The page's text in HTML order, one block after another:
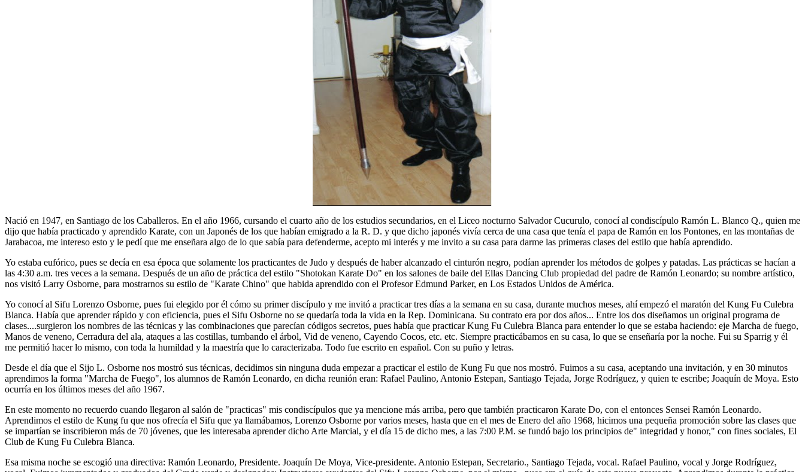
Nació en 1947, en Santiago de los Caballeros. En el año 1966, cursando el cuarto año de los estudios secundarios, en el Liceo nocturno Salvador Cucurulo, conocí al condiscípulo Ramón L. Blanco Q., quien me
dijo que había practicado y aprendido Karate, con un Japonés de los que habían emigrado a la R. D. y que dicho japonés vivía cerca de una casa que tenía el papa de Ramón en los Pontones, en las montañas de
Jarabacoa, me intereso esto y le pedí que me enseñara algo de lo que sabía para defenderme, acepto mi interés y me invito a su casa para darme las primeras clases del estilo que había aprendido.
Yo estaba eufórico, pues se decía en esa época que solamente los practicantes de Judo y después de haber alcanzado el cinturón negro, podían aprender los métodos de golpes y patadas. Las prácticas se hacían a
las 4:30 a.m. tres veces a la semana. Después de un año de práctica del estilo "Shotokan Karate Do" en los salones de baile del Ellas Dancing Club propiedad del padre de Ramón Leonardo; su nombre artístico,
nos visitó Larry Osborne, para mostrarnos su estilo de "Karate Chino" que habida aprendido con el Profesor Edmund Parker, en Los Estados Unidos de América.
Yo conocí al Sifu Lorenzo Osborne, pues fui elegido por él cómo su primer discípulo y me invitó a practicar tres días a la semana en su casa, durante muchos meses, ahí empezó el maratón del Kung Fu Culebra
Blanca. Había que aprender rápido y con eficiencia, pues el Sifu Osborne no se quedaría toda la vida en la Rep. Dominicana. Su contrato era por dos años... Entre los dos diseñamos un original programa de
clases....surgieron los nombres de las técnicas y las combinaciones que parecían códigos secretos, pues había que practicar Kung Fu Culebra Blanca para entender lo que se estaba haciendo: eje Marcha de fuego,
Manos de veneno, Cerradura del ala, ataques a las costillas, tumbando el árbol, Vid de veneno, Cayendo Cocos, etc. etc. Siempre practicábamos en su casa, lo que se enseñaría por la noche. Fui su Sparrig y él
me permitió hacer lo mismo, con toda la humildad y la maestría que lo caracterizaba. Todo fue escrito en español. Con su puño y letras.
Desde el día que el Sijo L. Osborne nos mostró sus técnicas, decidimos sin ninguna duda empezar a practicar el estilo de Kung Fu que nos mostró. Fuimos a su casa, aceptando una invitación, y en 30 minutos
aprendimos la forma "Marcha de Fuego", los alumnos de Ramón Leonardo, en dicha reunión eran: Rafael Paulino, Antonio Estepan, Santiago Tejada, Jorge Rodríguez, y quien te escribe; Joaquín de Moya. Esto
ocurría en los últimos meses del año 1967.
En este momento no recuerdo cuando llegaron al salón de "practicas" mis condiscípulos que ya mencione más arriba, pero que también practicaron Karate Do, con el entonces Sensei Ramón Leonardo.
Aprendimos el estilo de Kung fu que nos ofrecía el Sifu que ya llamábamos, Lorenzo Osborne por varios meses, hasta que en el mes de Enero del año 1968, hicimos una pequeña promoción sobre las clases que
se impartían se inscribieron más de 70 jóvenes, que les interesaba aprender dicho Arte Marcial, y el día 15 de dicho mes, a las 7:00 P.M. se fundó bajo los principios de" integridad y honor," con fines sociales, El
Club de Kung Fu Culebra Blanca.
Esa misma noche se escogió una directiva: Ramón Leonardo, Presidente. Joaquín De Moya, Vice-presidente. Antonio Estepan, Secretario., Santiago Tejada, vocal. Rafael Paulino, vocal y Jorge Rodríguez,